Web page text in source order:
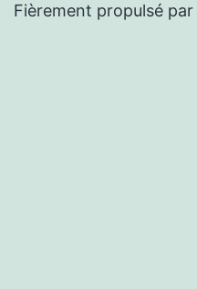
Fièrement propulsé par